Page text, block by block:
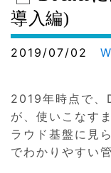
導入編)
2019/07/02
2019年時点で、
が、使いこなす
ラウド基盤に見
でわかりやすい